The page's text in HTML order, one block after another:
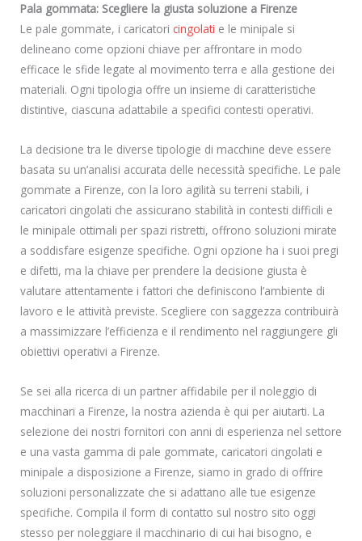
Pala gommata: Scegliere la giusta soluzione a Firenze
Le pale gommate, i caricatori cingolati e le minipale si
delineano come opzioni chiave per affrontare in modo
efficace le sfide legate al movimento terra e alla gestione dei
materiali. Ogni tipologia offre un insieme di caratteristiche
distintive, ciascuna adattabile a specifici contesti operativi.
La decisione tra le diverse tipologie di macchine deve essere
basata su un’analisi accurata delle necessità specifiche. Le pale
gommate a Firenze, con la loro agilità su terreni stabili, i
caricatori cingolati che assicurano stabilità in contesti difficili e
le minipale ottimali per spazi ristretti, offrono soluzioni mirate
a soddisfare esigenze specifiche. Ogni opzione ha i suoi pregi
e difetti, ma la chiave per prendere la decisione giusta è
valutare attentamente i fattori che definiscono l’ambiente di
lavoro e le attività previste. Scegliere con saggezza contribuirà
a massimizzare l’efficienza e il rendimento nel raggiungere gli
obiettivi operativi a Firenze.
Se sei alla ricerca di un partner affidabile per il noleggio di
macchinari a Firenze, la nostra azienda è qui per aiutarti. La
selezione dei nostri fornitori con anni di esperienza nel settore
e una vasta gamma di pale gommate, caricatori cingolati e
minipale a disposizione a Firenze, siamo in grado di offrire
soluzioni personalizzate che si adattano alle tue esigenze
specifiche. Compila il form di contatto sul nostro sito oggi
stesso per noleggiare il macchinario di cui hai bisogno, e